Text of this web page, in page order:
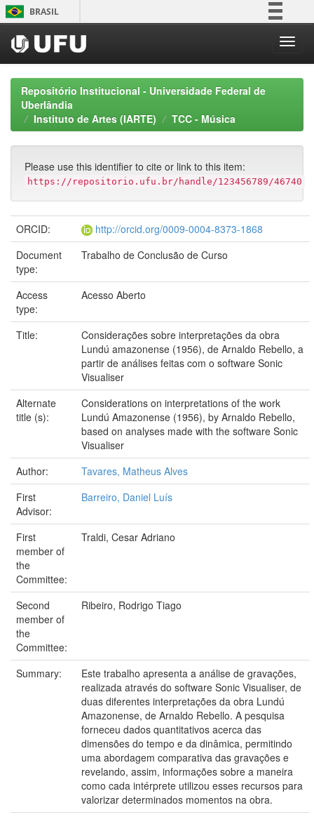
Skip
navigation
BRASIL
Participe
Acesso à informação
Legislação
Repositório Institucional - Universidade Federal de
Uberlândia
Instituto de Artes (IARTE)
TCC - Música
Please use this identifier to cite or link to this item:
https://repositorio.ufu.br/handle/123456789/46740
ORCID:
http://orcid.org/0009-0004-8373-1868
Document
type:
Trabalho de Conclusão de Curso
Access
type:
Acesso Aberto
Title:
Considerações sobre interpretações da obra
Lundú amazonense (1956), de Arnaldo Rebello, a
partir de análises feitas com o software Sonic
Visualiser
Alternate
title (s):
Considerations on interpretations of the work
Lundú Amazonense (1956), by Arnaldo Rebello,
based on analyses made with the software Sonic
Visualiser
Author:
Tavares, Matheus Alves
First
Advisor:
Barreiro, Daniel Luís
First
member of
the
Committee:
Traldi, Cesar Adriano
Second
member of
the
Committee:
Ribeiro, Rodrigo Tiago
Summary:
Este trabalho apresenta a análise de gravações,
realizada através do software Sonic Visualiser, de
duas diferentes interpretações da obra Lundú
Amazonense, de Arnaldo Rebello. A pesquisa
forneceu dados quantitativos acerca das
dimensões do tempo e da dinâmica, permitindo
uma abordagem comparativa das gravações e
revelando, assim, informações sobre a maneira
como cada intérprete utilizou esses recursos para
valorizar determinados momentos na obra.